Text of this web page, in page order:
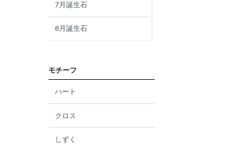
7月誕生石
8月誕生石
モチーフ
ハート
クロス
しずく